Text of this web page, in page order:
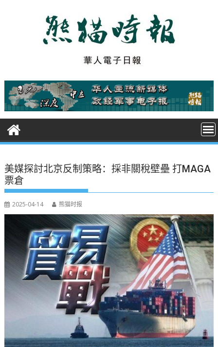
t
美媒探討北京反制策略：採非關稅壁壘 打MAGA
票倉
2025-04-14 熊猫时报